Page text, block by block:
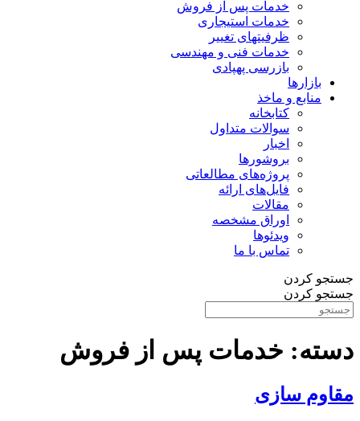
خدمات پس از فروش
خدمات استیجاری
ظرفیتهای تغییر
خدمات فنی و مهندسی
بازرسی پهپادی
بازارها
منابع و ماخذ
کتابخانه
سوالات متداول
اخبار
بروشورها
پروژه‌های مطالعاتی
فایل‌های ارائه
مقالات
اوراق مشخصه
ویدئوها
تماس با ما
جستجو کردن
جستجو کردن
دسته: خدمات پس از فروش
مقاوم سازی